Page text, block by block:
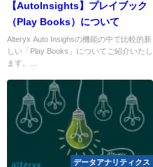
【AutoInsights】プレイブック
（Play Books）について
Alteryx Auto Insighsの機能の中で比較的新
しい「Play Books」についてご紹介いたし
ます。...
データアナリティクス